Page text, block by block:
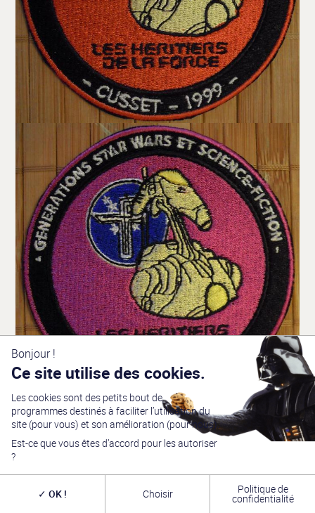
Bonjour !
Ce site utilise des cookies.
Les cookies sont des petits bout de
programmes destinés à faciliter l’utilisation du
site (pour vous) et son amélioration (pour nous).
Est-ce que vous êtes d’accord pour les autoriser
?
OK ! Choisir Politique de
confidentialité